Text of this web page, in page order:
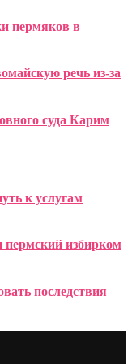
пермяков в
речь из-за
суда Карим
к услугам
пермский избирком
последствия